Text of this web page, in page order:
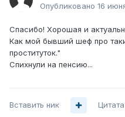
Опубликовано 16
Спасибо! Хорошая и
Как мой бывший шеф про
проституток."
Спихнули на пенсию...
Вставить ник Цитата